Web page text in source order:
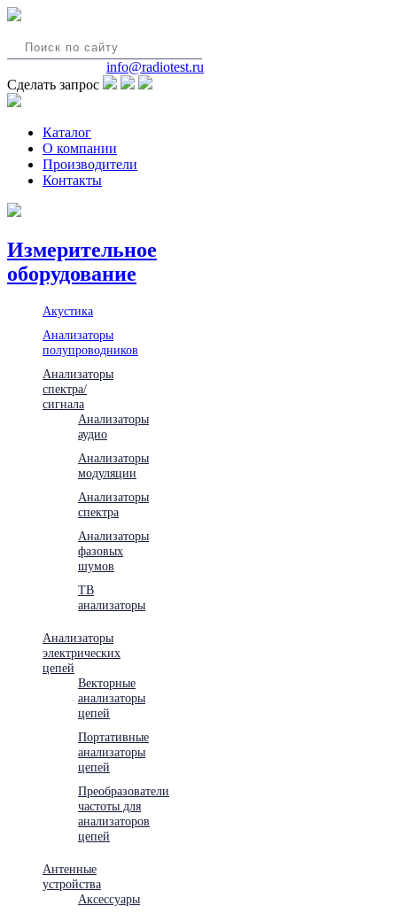
info@radiotest.ru
Сделать запрос
Каталог
О компании
Производители
Контакты
Измерительное
оборудование
Акустика
Анализаторы
полупроводников
Анализаторы
спектра/
сигнала
Анализаторы
аудио
Анализаторы
модуляции
Анализаторы
спектра
Анализаторы
фазовых
шумов
ТВ
анализаторы
Анализаторы
электрических
цепей
Векторные
анализаторы
цепей
Портативные
анализаторы
цепей
Преобразователи
частоты для
анализаторов
цепей
Антенные
устройства
Аксессуары